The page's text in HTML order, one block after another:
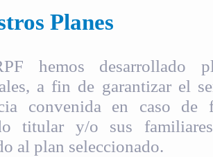
Planes
hemos desarrollado
a fin de garantizar el
convenida en caso de
titular y/o sus
al plan seleccionado.